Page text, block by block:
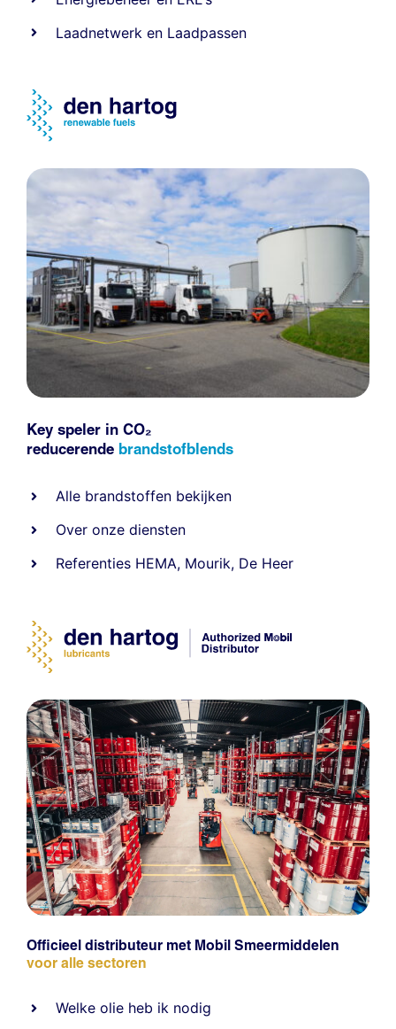
Laadnetwerk en Laadpassen
Key speler in CO₂
reducerende brandstofblends
Alle brandstoffen bekijken
Over onze diensten
Referenties HEMA, Mourik, De Heer
Officieel distributeur met Mobil Smeermiddelen
voor alle sectoren
Welke olie heb ik nodig